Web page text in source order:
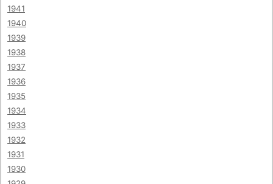
1941
1940
1939
1938
1937
1936
1935
1934
1933
1932
1931
1930